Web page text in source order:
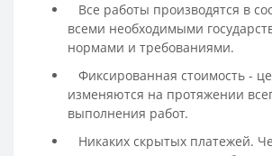
Все работы производятся в
всеми необходимыми
нормами и требованиями.
Фиксированная стоимость -
изменяются на протяжении
выполнения работ.
Никаких скрытых платежей.